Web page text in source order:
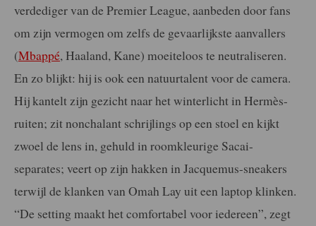
verdediger van de Premier League, aanbeden door fans
om zijn vermogen om zelfs de gevaarlijkste aanvallers
(Mbappé, Haaland, Kane) moeiteloos te neutraliseren.
En zo blijkt: hij is ook een natuurtalent voor de camera.
Hij kantelt zijn gezicht naar het winterlicht in Hermès-
ruiten; zit nonchalant schrijlings op een stoel en kijkt
zwoel de lens in, gehuld in roomkleurige Sacai-
separates; veert op zijn hakken in Jacquemus-sneakers
terwijl de klanken van Omah Lay uit een laptop klinken.
“De setting maakt het comfortabel voor iedereen”, zegt